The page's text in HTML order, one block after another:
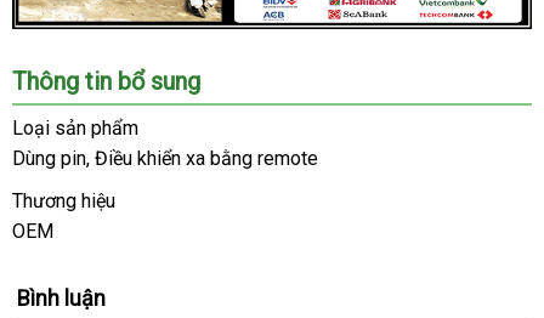
Chúng
tôi
là
hệ
thống
Shop
lớn
tín
Thông tin bổ sung
Loại sản phẩm
Dùng pinbỏ
sỉ
, Điều khiển xa bằng remote
Thương hiệu
OEM
Bình luận